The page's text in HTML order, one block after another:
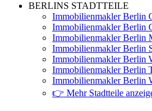
BERLINS STADTTEILE
Immobilienmakler Berlin
Immobilienmakler Berlin
Immobilienmakler Berlin
Immobilienmakler Berlin
Immobilienmakler Berlin
Immobilienmakler Berlin
Immobilienmakler Berlin
👉 Mehr Stadtteile